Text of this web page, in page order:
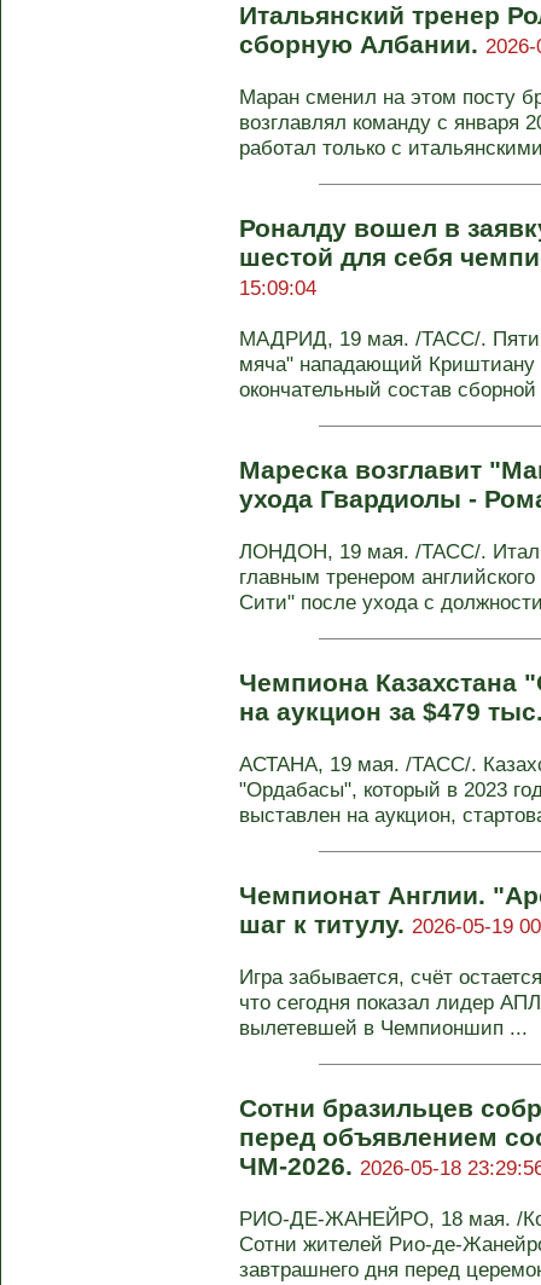
Итальянский тренер
сборную Албании.
Маран сменил на этом посту
возглавлял команду с января
работал только с
Роналду вошел в
шестой для себя
15:09:04
МАДРИД, 19 мая. /ТАСС/.
мяча" нападающий Криштиану
окончательный состав
Мареска возглавит
ухода Гвардиолы -
ЛОНДОН, 19 мая. /ТАСС/.
главным тренером
Сити" после ухода с
Чемпиона Казахстана
на аукцион за $479
АСТАНА, 19 мая. /ТАСС/.
"Ордабасы", который в 2023
выставлен на аукцион,
Чемпионат Англии.
шаг к титулу. 2026-05-19
Игра забывается, счёт
что сегодня показал лидер
вылетевшей в Чемпионшип ...
Сотни бразильцев
перед объявлением
ЧМ-2026. 2026-05-18
РИО-ДЕ-ЖАНЕЙРО, 18 мая. /
Сотни жителей Рио-де-
завтрашнего дня перед